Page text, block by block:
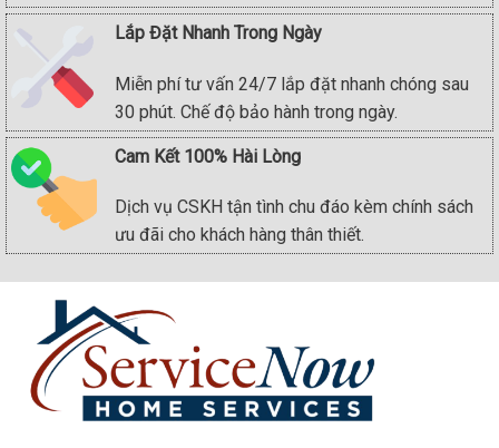
Lắp Đặt Nhanh Trong Ngày
Miễn phí tư vấn 24/7 lắp đặt nhanh chóng sau
30 phút. Chế độ bảo hành trong ngày.
Cam Kết 100% Hài Lòng
Dịch vụ CSKH tận tình chu đáo kèm chính sách
ưu đãi cho khách hàng thân thiết.